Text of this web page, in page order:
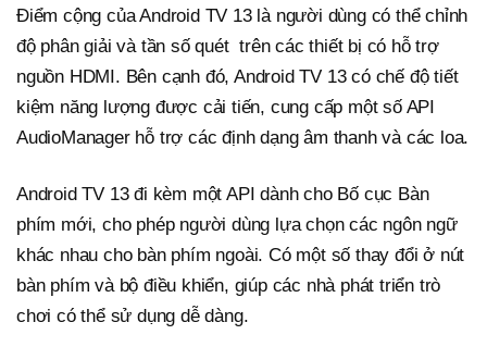
Điểm cộng của Android TV 13 là người dùng có thể chỉnh
độ phân giải và tần số quét trên các thiết bị có hỗ trợ
nguồn HDMI. Bên cạnh đó, Android TV 13 có chế độ tiết
kiệm năng lượng được cải tiến, cung cấp một số API
AudioManager hỗ trợ các định dạng âm thanh và các loa.
Android TV 13 đi kèm một API dành cho Bố cục Bàn
phím mới, cho phép người dùng lựa chọn các ngôn ngữ
khác nhau cho bàn phím ngoài. Có một số thay đổi ở nút
bàn phím và bộ điều khiển, giúp các nhà phát triển trò
chơi có thể sử dụng dễ dàng.